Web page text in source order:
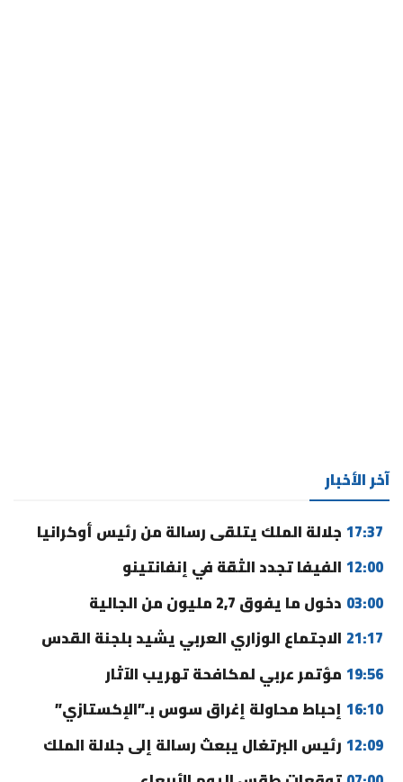
آخر الأخبار
17:37 جلالة الملك يتلقى رسالة من رئيس أوكرانيا
12:00 الفيفا تجدد الثقة في إنفانتينو
03:00 دخول ما يفوق 2,7 مليون من الجالية
21:17 الاجتماع الوزاري العربي يشيد بلجنة القدس
19:56 مؤتمر عربي لمكافحة تهريب الآثار
16:10 إحباط محاولة إغراق سوس بـ”الإكستازي”
12:09 رئيس البرتغال يبعث رسالة إلى جلالة الملك